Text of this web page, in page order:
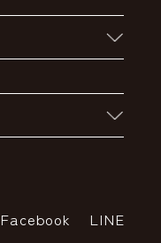
Facebook LINE